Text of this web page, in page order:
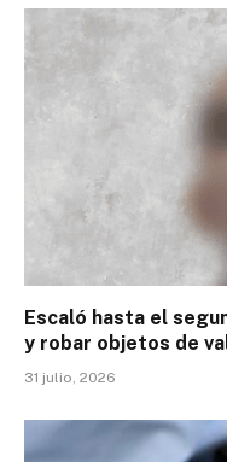
Escaló hasta el
y robar objetos de
31 julio, 2026